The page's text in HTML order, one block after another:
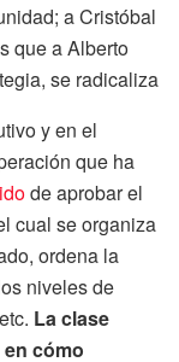
a Cristóbal
que a Alberto
se radicaliza
y en el
que ha
de aprobar el
cual se organiza
ordena la
niveles de
La clase
cómo